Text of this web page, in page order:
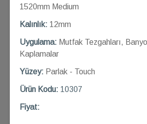
1520mm Medium
Kalınlık: 12mm
Uygulama: Mutfak Tezgahları,
Kaplamalar
Yüzey: Parlak - Touch
Ürün Kodu: 10307
Fiyat: